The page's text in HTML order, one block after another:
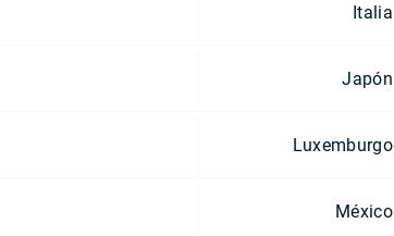
Italia
Japón
Luxemburgo
México